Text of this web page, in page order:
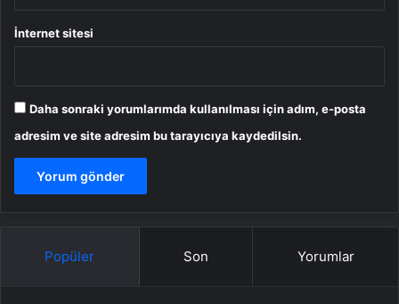
İnternet sitesi
Daha sonraki yorumlarımda kullanılması için adım, e-posta
adresim ve site adresim bu tarayıcıya kaydedilsin.
Popüler Son Yorumlar